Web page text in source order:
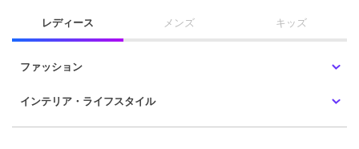
レディース メンズ キッズ
ファッション
インテリア・ライフスタイル